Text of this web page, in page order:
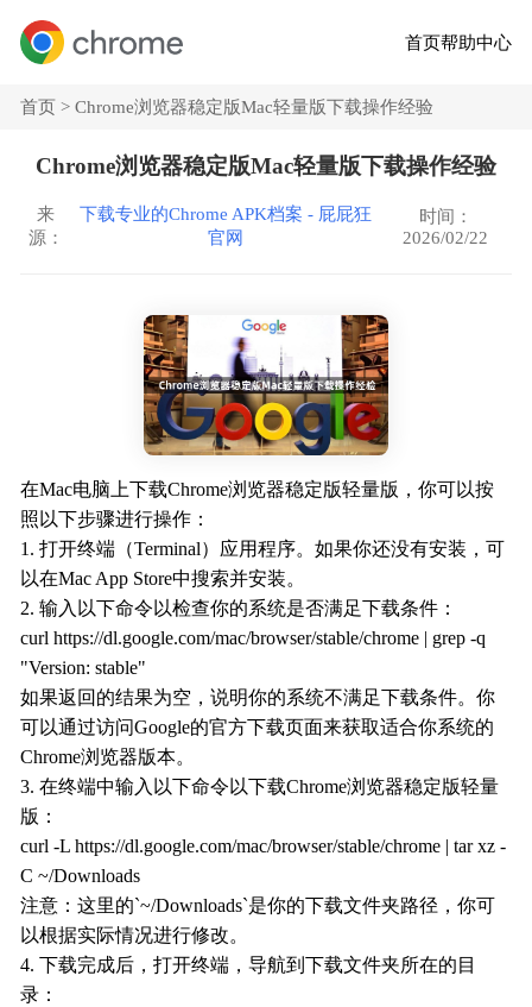
首页帮助中心
首页 >Chrome浏览器稳定版Mac轻量版下载操作经验
Chrome浏览器稳定版Mac轻量版下载操作经验
来
源：
下载专业的Chrome APK档案 - 屁屁狂
官网
时间：
2026/02/22
在Mac电脑上下载Chrome浏览器稳定版轻量版，你可以按
照以下步骤进行操作：
1. 打开终端（Terminal）应用程序。如果你还没有安装，可
以在Mac App Store中搜索并安装。
2. 输入以下命令以检查你的系统是否满足下载条件：
curl https://dl.google.com/mac/browser/stable/chrome | grep -q
"Version: stable"
如果返回的结果为空，说明你的系统不满足下载条件。你
可以通过访问Google的官方下载页面来获取适合你系统的
Chrome浏览器版本。
3. 在终端中输入以下命令以下载Chrome浏览器稳定版轻量
版：
curl -L https://dl.google.com/mac/browser/stable/chrome | tar xz -
C ~/Downloads
注意：这里的`~/Downloads`是你的下载文件夹路径，你可
以根据实际情况进行修改。
4. 下载完成后，打开终端，导航到下载文件夹所在的目
录：